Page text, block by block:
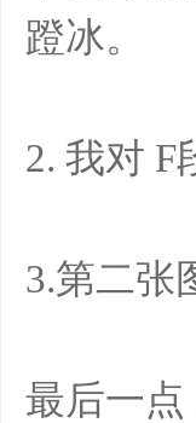
蹬冰。
2. 我对
3.第二张
最后一